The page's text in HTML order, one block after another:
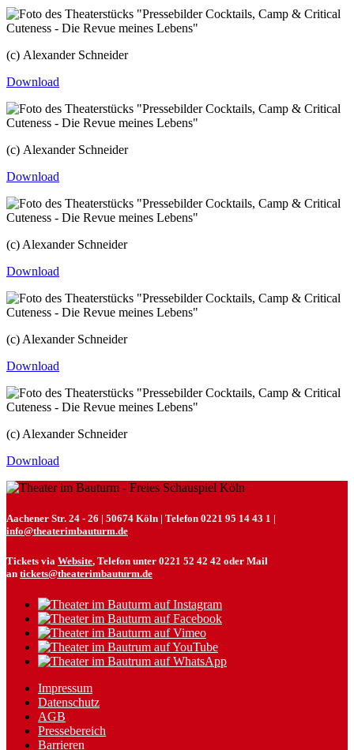
(c) Alexander Schneider
Download
(c) Alexander Schneider
Download
(c) Alexander Schneider
Download
(c) Alexander Schneider
Download
(c) Alexander Schneider
Download
Aachener Str. 24 - 26 | 50674 Köln | Telefon 0221 95 14 43 1 |
info@theaterimbauturm.de
Tickets via Website, Telefon unter 0221 52 42 42 oder Mail
an tickets@theaterimbauturm.de
Impressum
Datenschutz
AGB
Pressebereich
Barrieren